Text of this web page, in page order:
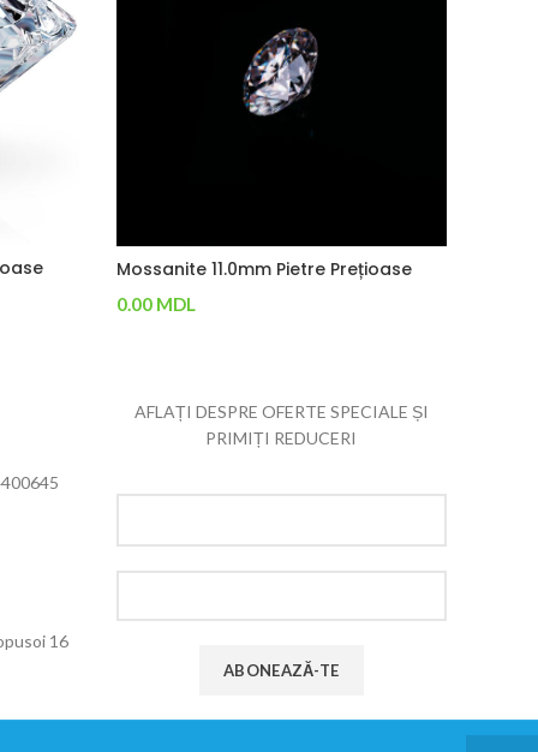
Mossanite 11.0mm Pietre Prețioase
0.00 MDL
16
AFLAȚI DESPRE OFERTE SPECIALE ȘI
PRIMIȚI REDUCERI